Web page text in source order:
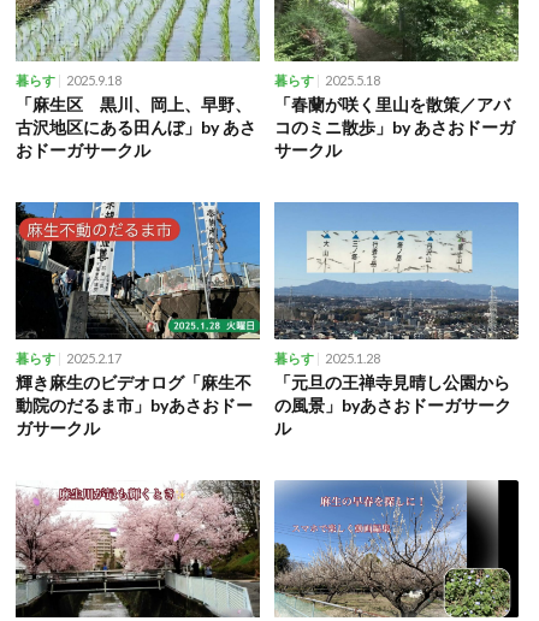
暮らす 2025.9.18
「麻生区 黒川、岡上、早野、
古沢地区にある田んぼ」by あさ
おドーガサークル
暮らす 2025.5.18
「春蘭が咲く里山を散策／アバ
コのミニ散歩」by あさおドーガ
サークル
暮らす 2025.2.17
輝き麻生のビデオログ「麻生不
動院のだるま市」byあさおドー
ガサークル
暮らす 2025.1.28
「元旦の王禅寺見晴し公園から
の風景」byあさおドーガサーク
ル